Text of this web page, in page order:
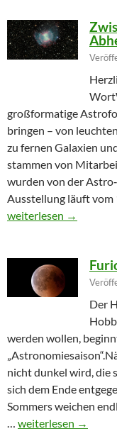
großformatige
bringen – von
zu fernen Galaxien
stammen von
wurden von der
Ausstellung läuft vom
Zwischen Wort und
weiterlesen →
Der
werden wollen,
nicht dunkel wird, die
sich dem Ende
Sommers weichen
… Furioser Auftakt zur
weiterlesen →